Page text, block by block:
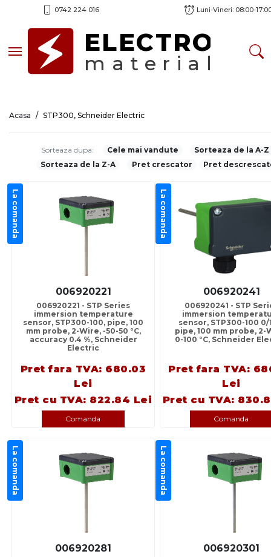
0742 224 016 Luni-Vineri: 08:00-
Toggle navigationELECTRO
material
Acasa STP300, Schneider Electric
Sorteaza dupa: Cele mai vandute
Sorteaza de la A-Z
Sorteaza de la Z-A
Pret crescator Pret
La comanda
006920221
006920221 - STP Series
immersion temperature
sensor, STP300-100, pipe, 100
mm probe, 2-Wire, -50-50 °C,
accuracy 0.4 %, Schneider
Electric
Pret fara TVA: 680.03
Lei
Pret cu TVA: 822.84 Lei
Comanda
La comanda
006920241
006920241 - STP
immersion
sensor, STP300-100 0/
pipe, 100 mm probe, 2-
0-100 °C, Schneider
Pret fara TVA:
Lei
Pret cu TVA:
Comanda
La comanda
006920281
La comanda
006920301